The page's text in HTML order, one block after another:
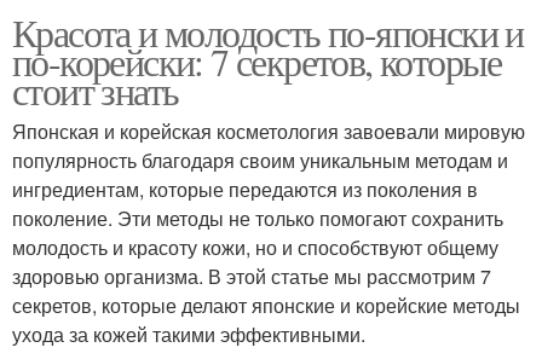
Красота и молодость по-японски и
по-корейски: 7 секретов, которые
стоит знать
Японская и корейская косметология завоевали мировую
популярность благодаря своим уникальным методам и
ингредиентам, которые передаются из поколения в
поколение. Эти методы не только помогают сохранить
молодость и красоту кожи, но и способствуют общему
здоровью организма. В этой статье мы рассмотрим 7
секретов, которые делают японские и корейские методы
ухода за кожей такими эффективными.